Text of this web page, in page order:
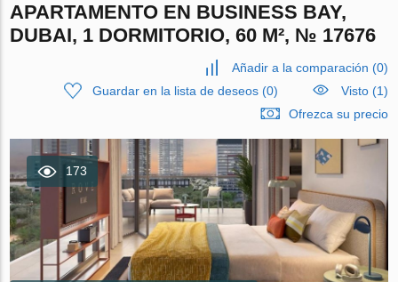
APARTAMENTO EN BUSINESS BAY,
DUBAI, 1 DORMITORIO, 60 M², № 17676
Añadir a la comparación (0)
Guardar en la lista de deseos(0)
Visto (1)
Ofrezca su precio
173